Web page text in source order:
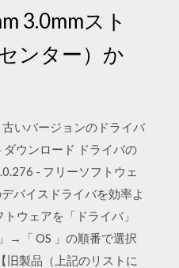
3.0mmスト
ンター）か
いバージョンのドライバ
ウンロード ドライバの
- フリーソフトウェ
バイスドライバを効率よ
ウェアを「ドライバ」
→「 OS 」の順番で選択
旧製品（上記のリストに